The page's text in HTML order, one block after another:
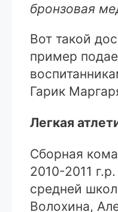
бронзовая
Вот такой
пример
Гарик
Легкая
Сборная
2010-2011
средней
Волохина,